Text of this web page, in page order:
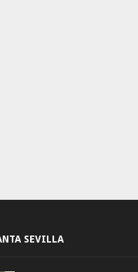
SEVILLA